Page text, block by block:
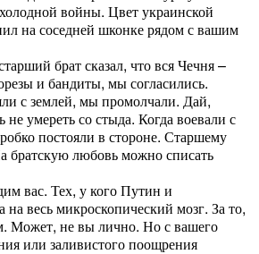
войны. Цвет украинской
на соседней шконке рядом с вашим
брат сказал, что вся Чечня –
и бандиты, мы согласились.
с землей, мы промолчали. Дай,
умереть со стыда. Когда воевали с
постояли в стороне. Старшему
братскую любовь можно списать
вас. Тех, у кого Путин и
на весь микроскопический мозг. За то,
Может, не вы лично. Но с вашего
или заливистого поощрения